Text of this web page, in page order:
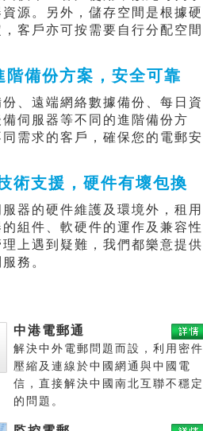
資源。另外，儲存空間是根據硬
客戶亦可按需要自行分配空間
階備份方案，安全可靠
、遠端網絡數據備份、每日資
伺服器等不同的進階備份方
需求的客戶，確保您的電郵安
術支援，硬件有壞包換
器的硬件維護及環境外，租用
組件、軟硬件的運作及兼容性
上遇到疑難，我們都樂意提供
務。
中港電郵通
解決中外電郵問題而設，利用密件
壓縮及連線於中國網通與中國電
信，直接解決中國南北互聯不穩定
的問題。